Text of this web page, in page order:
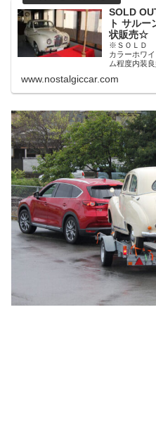
SOLD
ト サル
状販売☆
※ＳＯＬＤ
カラーホワ
ム程度内装
が経過。■装
ッキ関連も
ざいますが
９年１０月
www.nostalgiccar.com